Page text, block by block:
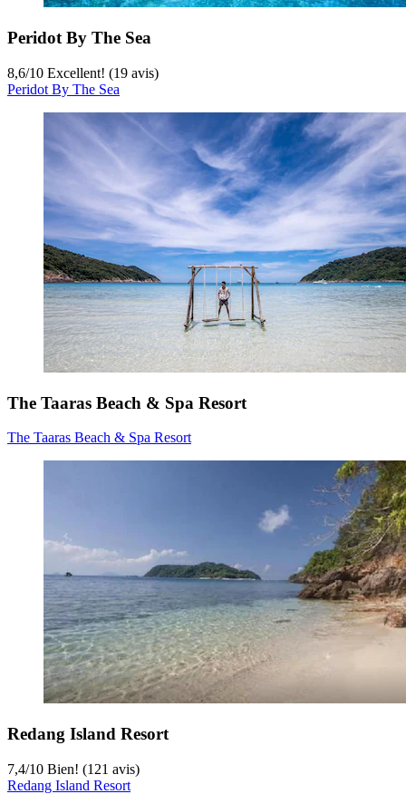
Peridot By The Sea
8,6/10 Excellent! (19 avis)
Peridot By The Sea
The Taaras Beach & Spa Resort
The Taaras Beach & Spa Resort
Redang Island Resort
7,4/10 Bien! (121 avis)
Redang Island Resort